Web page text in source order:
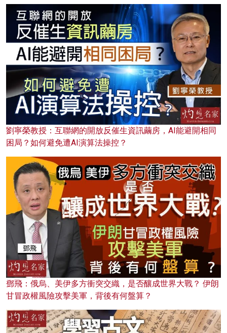
劉寧榮教授：互聯網的開放反催生資訊繭房，AI能避開相同
困局？如何避免遭AI演算法操控？
鄧飛：俄烏、美伊多方衝突交織，是否釀成世界大戰？ 伊朗
甘冒政權風險攻擊美軍，背後有何盤算？